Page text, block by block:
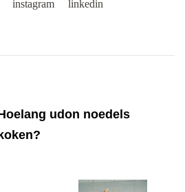
instagram linkedin
udon noedels